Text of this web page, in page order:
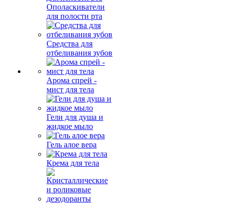
Ополаскиватели
для полости рта
Средства для
отбеливания зубов
Арома спрей -
мист для тела
Гели для душа и
жидкое мыло
Гель алое вера
Крема для тела